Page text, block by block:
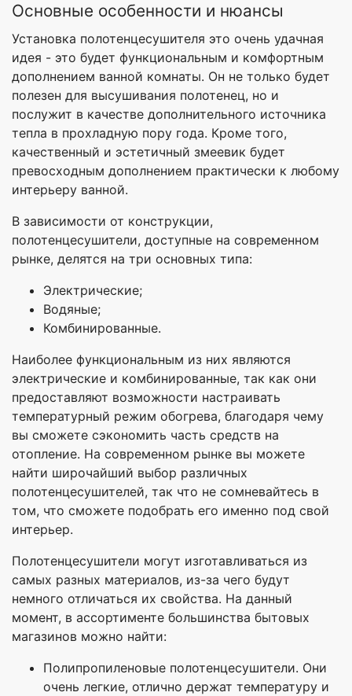
Основные особенности и нюансы
Установка полотенцесушителя это очень удачная
идея - это будет функциональным и комфортным
дополнением ванной комнаты. Он не только будет
полезен для высушивания полотенец, но и
послужит в качестве дополнительного источника
тепла в прохладную пору года. Кроме того,
качественный и эстетичный змеевик будет
превосходным дополнением практически к любому
интерьеру ванной.
В зависимости от конструкции,
полотенцесушители, доступные на современном
рынке, делятся на три основных типа:
Электрические;
Водяные;
Комбинированные.
Наиболее функциональным из них являются
электрические и комбинированные, так как они
предоставляют возможности настраивать
температурный режим обогрева, благодаря чему
вы сможете сэкономить часть средств на
отопление. На современном рынке вы можете
найти широчайший выбор различных
полотенцесушителей, так что не сомневайтесь в
том, что сможете подобрать его именно под свой
интерьер.
Полотенцесушители могут изготавливаться из
самых разных материалов, из-за чего будут
немного отличаться их свойства. На данный
момент, в ассортименте большинства бытовых
магазинов можно найти:
Полипропиленовые полотенцесушители. Они
очень легкие, отлично держат температуру и